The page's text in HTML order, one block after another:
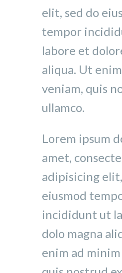
elit, sed do
tempor
labore et
aliqua. Ut
veniam, quis
ullamco.
Lorem ipsum
amet,
adipisicing
eiusmod
incididunt ut
dolo magna
enim ad